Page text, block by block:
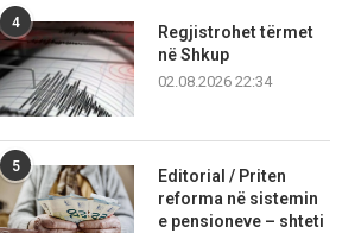
4
Regjistrohet tërmet
në Shkup
02.08.2026 22:34
5
Editorial / Priten
reforma në sistemin
e pensioneve – shteti